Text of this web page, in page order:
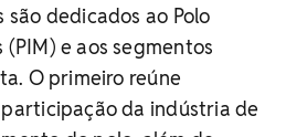
dedicados ao Polo
e aos segmentos
O primeiro reúne
da indústria de